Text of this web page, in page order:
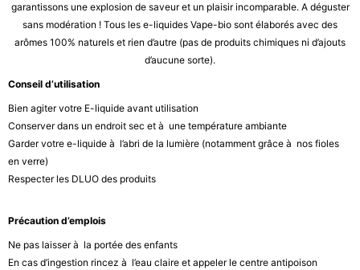
garantissons une explosion de saveur et un plaisir incomparable. A déguster
sans modération ! Tous les e-liquides Vape-bio sont élaborés avec des
arômes 100% naturels et rien d’autre (pas de produits chimiques ni d’ajouts
d’aucune sorte).
Conseil d’utilisation
Bien agiter votre E-liquide avant utilisation
Conserver dans un endroit sec et à une température ambiante
Garder votre e-liquide à l’abri de la lumière (notamment grâce à nos fioles
en verre)
Respecter les DLUO des produits
Précaution d’emplois
Ne pas laisser à la portée des enfants
En cas d’ingestion rincez à l’eau claire et appeler le centre antipoison